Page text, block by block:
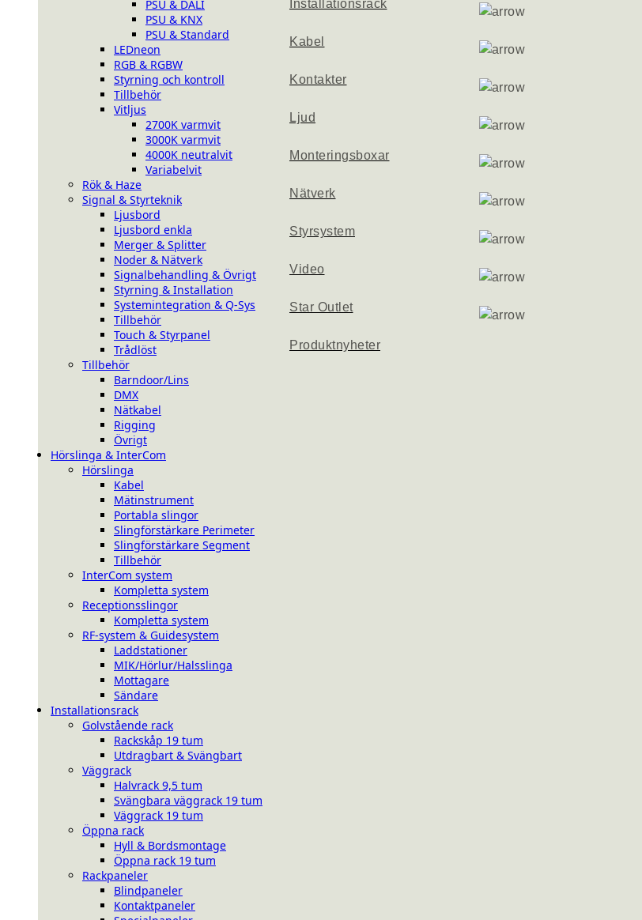
PSU & DALI
PSU & KNX
PSU & Standard
LEDneon
RGB & RGBW
Styrning och kontroll
Tillbehör
Vitljus
2700K varmvit
3000K varmvit
4000K neutralvit
Variabelvit
Rök & Haze
Signal & Styrteknik
Ljusbord
Ljusbord enkla
Merger & Splitter
Noder & Nätverk
Signalbehandling & Övrigt
Styrning & Installation
Systemintegration & Q-Sys
Tillbehör
Touch & Styrpanel
Trådlöst
Tillbehör
Barndoor/Lins
DMX
Nätkabel
Rigging
Övrigt
Hörslinga & InterCom
Hörslinga
Kabel
Mätinstrument
Portabla slingor
Slingförstärkare Perimeter
Slingförstärkare Segment
Tillbehör
InterCom system
Kompletta system
Receptionsslingor
Kompletta system
RF-system & Guidesystem
Laddstationer
MIK/Hörlur/Halsslinga
Mottagare
Sändare
Installationsrack
Golvstående rack
Rackskåp 19 tum
Utdragbart & Svängbart
Väggrack
Halvrack 9,5 tum
Svängbara väggrack 19 tum
Väggrack 19 tum
Öppna rack
Hyll & Bordsmontage
Öppna rack 19 tum
Rackpaneler
Blindpaneler
Kontaktpaneler
Installationsrack
Kabel
Kontakter
Ljud
Monteringsboxar
Nätverk
Styrsystem
Video
Star Outlet
Produktnyheter